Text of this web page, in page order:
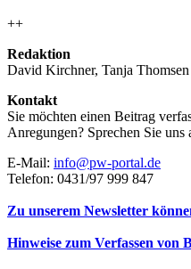
++
Redaktion
David Kirchner, Tanja Thomsen
Kontakt
Sie möchten einen Beitrag
Anregungen? Sprechen Sie uns
E-Mail: info@pw-portal.de
Telefon: 0431/97 999 847
Zu unserem Newsletter
Hinweise zum Verfassen von